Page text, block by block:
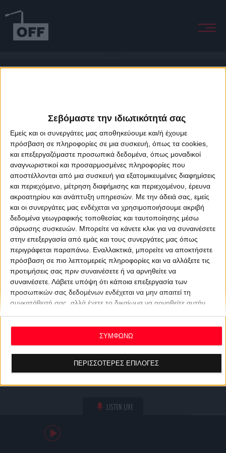
Σεβόμαστε την ιδιωτικότητά σας
Εμείς και οι συνεργάτες μας αποθηκεύουμε και/ή έχουμε
πρόσβαση σε πληροφορίες σε μια συσκευή, όπως τα cookies,
και επεξεργαζόμαστε προσωπικά δεδομένα, όπως μοναδικοί
αναγνωριστικοί και προσαρμοσμένες πληροφορίες που
αποστέλλονται από μια συσκευή για εξατομικευμένες διαφημίσεις
και περιεχόμενο, μέτρηση διαφήμισης και περιεχομένου, έρευνα
ακροατηρίου και ανάπτυξη υπηρεσιών. Με την άδειά σας, εμείς
και οι συνεργάτες μας ενδέχεται να χρησιμοποιήσουμε ακριβή
δεδομένα γεωγραφικής τοποθεσίας και ταυτοποίησης μέσω
σάρωσης συσκευών. Μπορείτε να κάνετε κλικ για να συναινέσετε
στην επεξεργασία από εμάς και τους συνεργάτες μας όπως
περιγράφεται παραπάνω. Εναλλακτικά, μπορείτε να αποκτήσετε
πρόσβαση σε πιο λεπτομερείς πληροφορίες και να αλλάξετε τις
προτιμήσεις σας πριν συναινέσετε ή να αρνηθείτε να
συναινέσετε. Λάβετε υπόψη ότι κάποια επεξεργασία των
προσωπικών σας δεδομένων ενδέχεται να μην απαιτεί τη
συγκατάθεσή σας, αλλά έχετε το δικαίωμα να αρνηθείτε αυτήν
ανακαλέσετε τη συγκατάθεσή σας ανά πάσα στιγμή
επιστρέφοντας σε αυτόν τον ιστότοπο και κάνοντας κλικ στο
κουμπί "Απορρήτου" στο κάτω μέρος της ιστοσελίδας.
ΠΕΡΙΣΣΟΤΕΡΕΣ ΕΠΙΛΟΓΕΣ
ΣΥΜΦΩΝΩ
LISTEN LIVE
About Offradio Business Class Terms & Conditions
Privacy Policy
Designed & developed byporcupine colors&Fotis Alexandrou